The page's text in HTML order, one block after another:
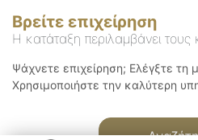
Βρείτε επιχείρηση
Η κατάταξη περιλαμβάνει
Ψάχνετε επιχείρηση; Ελέγξτε τη
Χρησιμοποιήστε την καλύτερη